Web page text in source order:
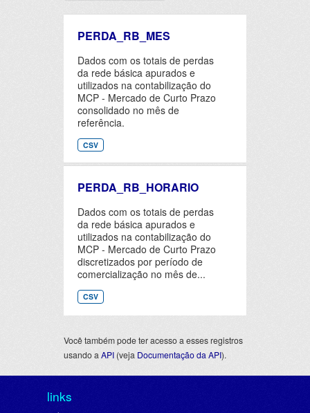
PERDA_RB_MES
Dados com os totais de perdas
da rede básica apurados e
utilizados na contabilização do
MCP - Mercado de Curto Prazo
consolidado no mês de
referência.
CSV
PERDA_RB_HORARIO
Dados com os totais de perdas
da rede básica apurados e
utilizados na contabilização do
MCP - Mercado de Curto Prazo
discretizados por período de
comercialização no mês de...
CSV
Você também pode ter acesso a esses registros
usando a API (veja Documentação da API).
links